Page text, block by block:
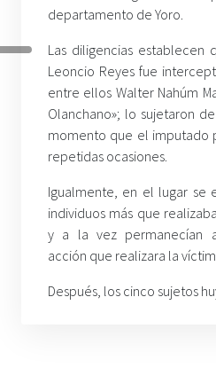
departamento de Yoro.
Las diligencias establecen
Leoncio Reyes fue
entre ellos Walter Nahúm
Olanchano»; lo sujetaron
momento que el imputado
repetidas ocasiones.
Igualmente, en el lugar se
individuos más que
y a la vez permanecían
acción que realizara la
Después, los cinco sujetos